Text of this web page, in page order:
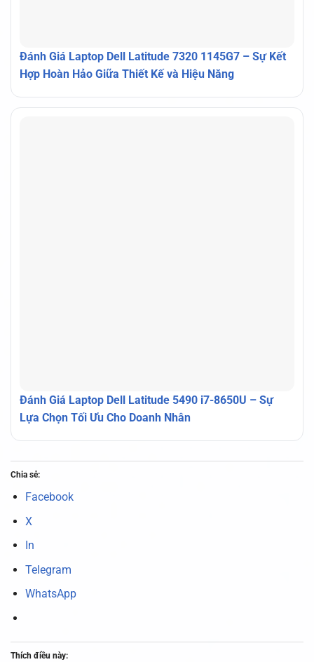
Đánh Giá Laptop Dell Latitude 7320 1145G7 – Sự Kết
Hợp Hoàn Hảo Giữa Thiết Kế và Hiệu Năng
Đánh Giá Laptop Dell Latitude 5490 i7-8650U – Sự
Lựa Chọn Tối Ưu Cho Doanh Nhân
Chia sẻ:
Facebook
X
In
Telegram
WhatsApp
Thích điều này: